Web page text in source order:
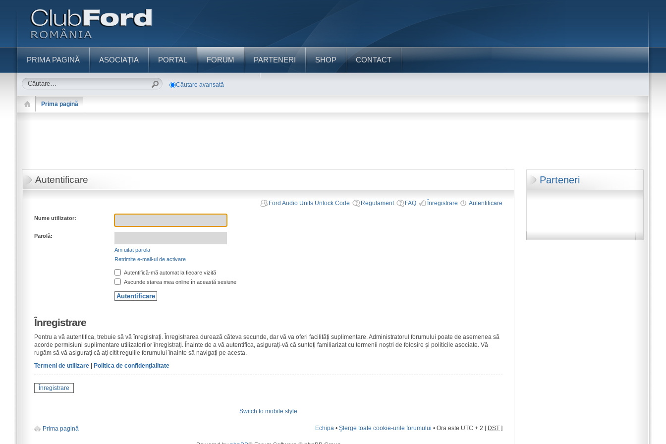
PRIMA PAGINĂ ASOCIAŢIA PORTAL FORUM PARTENERI SHOP CONTACT
Căutare avansată
Prima pagină
Parteneri
Autentificare
Ford Audio Units Unlock Code Regulament FAQ Înregistrare Autentificare
Nume utilizator:
Parolă:
Am uitat parola
Retrimite e-mail-ul de activare
Autentifică-mă automat la fiecare vizită
Ascunde starea mea online în această sesiune
Înregistrare
Pentru a vă autentifica, trebuie să vă înregistraţi. Înregistrarea durează câteva secunde, dar vă va oferi facilităţi suplimentare. Administratorul forumului poate de asemenea să
acorde permisiuni suplimentare utilizatorilor înregistraţi. Înainte de a vă autentifica, asiguraţi-vă că sunteţi familiarizat cu termenii noştri de folosire şi politicile asociate. Vă
rugăm să vă asiguraţi că aţi citit regulile forumului înainte să navigaţi pe acesta.
Termeni de utilizare| Politica de confidenţialitate
Înregistrare
Switch to mobile style
Prima pagină Echipa •Şterge toate cookie-urile forumului • Ora este UTC + 2 [ DST ]